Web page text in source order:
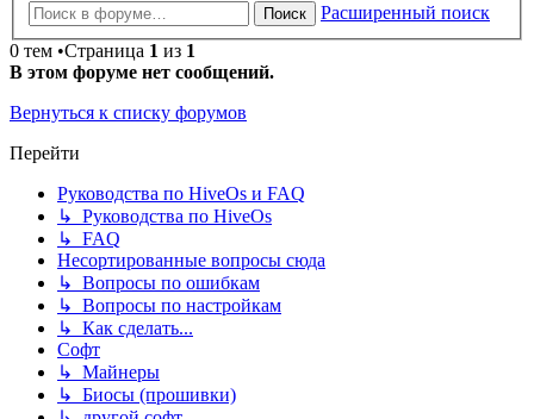
Поиск
Расширенный поиск
0 тем •Страница 1 из 1
В этом форуме нет сообщений.
Вернуться к списку форумов
Перейти
Руководства по HiveOs и FAQ
↳ Руководства по HiveOs
↳ FAQ
Несортированные вопросы сюда
↳ Вопросы по ошибкам
↳ Вопросы по настройкам
↳ Как сделать...
Софт
↳ Майнеры
↳ Биосы (прошивки)